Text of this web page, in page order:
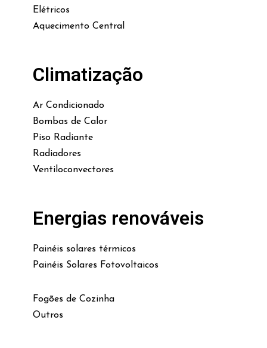
Elétricos
Aquecimento Central
Climatização
Ar Condicionado
Bombas de Calor
Piso Radiante
Radiadores
Ventiloconvectores
Energias renováveis
Painéis solares térmicos
Painéis Solares Fotovoltaicos
Fogões de Cozinha
Outros